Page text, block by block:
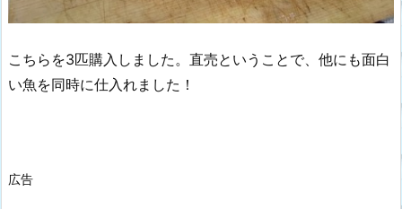
こちらを3匹購入しました。直売ということで、他にも面白
い魚を同時に仕入れました！
広告